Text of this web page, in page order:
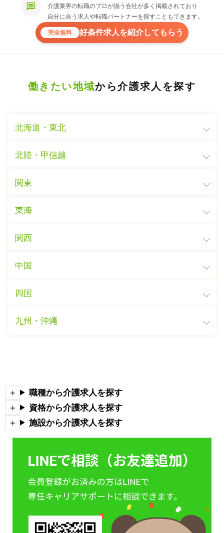
介護業界の転職のプロが揃う会社が多く掲載されており
自分に合う求人や転職パートナーを探すこともできます。
完全無料 好条件求人を紹介してもらう
働きたい地域から介護求人を探す
北海道・東北
北陸・甲信越
関東
東海
関西
中国
四国
九州・沖縄
職種から介護求人を探す
資格から介護求人を探す
施設から介護求人を探す